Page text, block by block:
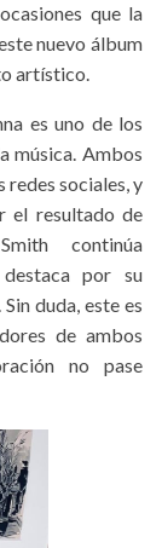
que la
nuevo álbum
artístico.
es uno de los
música. Ambos
redes sociales, y
el resultado de
continúa
por su
duda, este es
de ambos
no pase